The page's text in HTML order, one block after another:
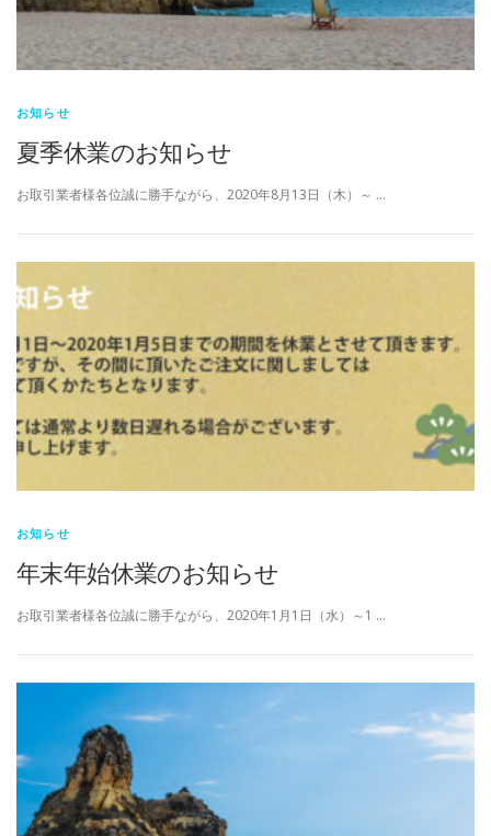
お知らせ
夏季休業のお知らせ
お取引業者様各位誠に勝手ながら、2020年8月13日（木）～ …
お知らせ
年末年始休業のお知らせ
お取引業者様各位誠に勝手ながら、2020年1月1日（水）～1 …